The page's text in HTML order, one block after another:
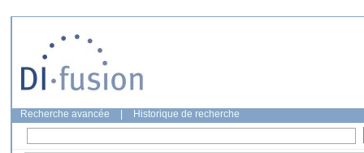
Recherche avancée Historique de recherche